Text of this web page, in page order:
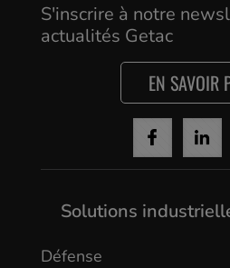
S'inscrire à notre
actualités Getac
EN SAVOIR
Solutions
Défense